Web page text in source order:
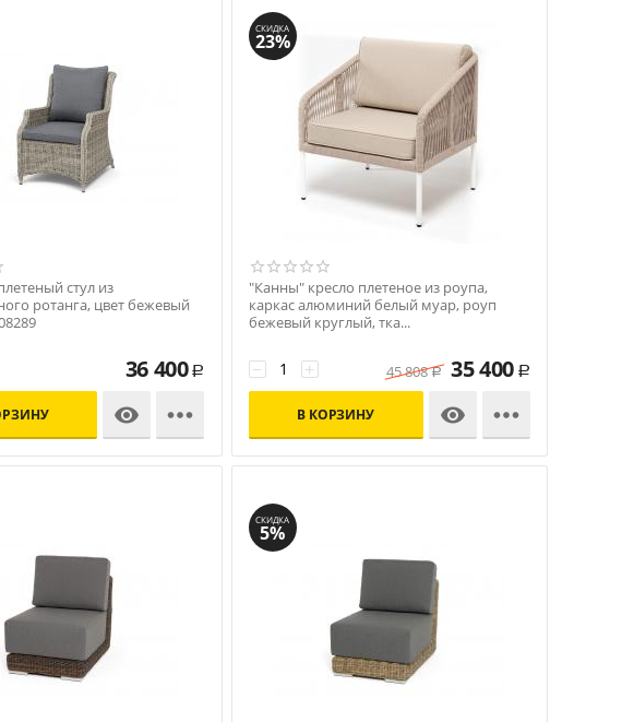
стул из
ротанга, цвет бежевый
36 400 Р


СКИДКА
23%
"Канны" кресло плетеное из роупа,
каркас алюминий белый муар, роуп
бежевый круглый, тка...
+
− 45 808 Р 35 400 Р
В КОРЗИНУ 

СКИДКА
5%